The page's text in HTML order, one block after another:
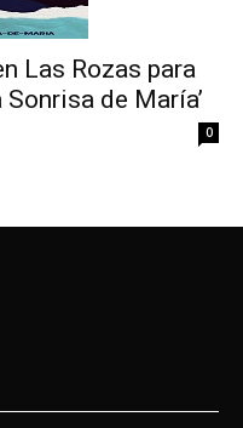
Las Rozas para
de María’
0